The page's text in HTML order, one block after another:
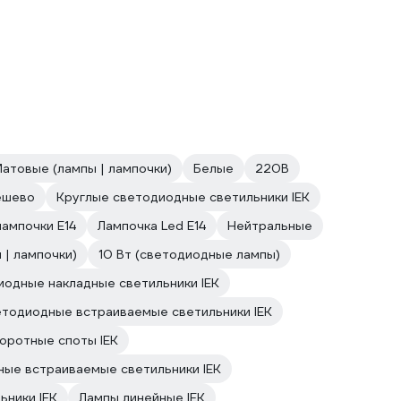
(лампы | лампочки) Белые
220В
Круглые светодиодные светильники IEK
E14
Лампочка Led E14
Нейтральные
| лампочки)
10 Вт (светодиодные лампы)
накладные светильники IEK
встраиваемые светильники IEK
споты IEK
встраиваемые светильники IEK
IEK
Лампы линейные IEK